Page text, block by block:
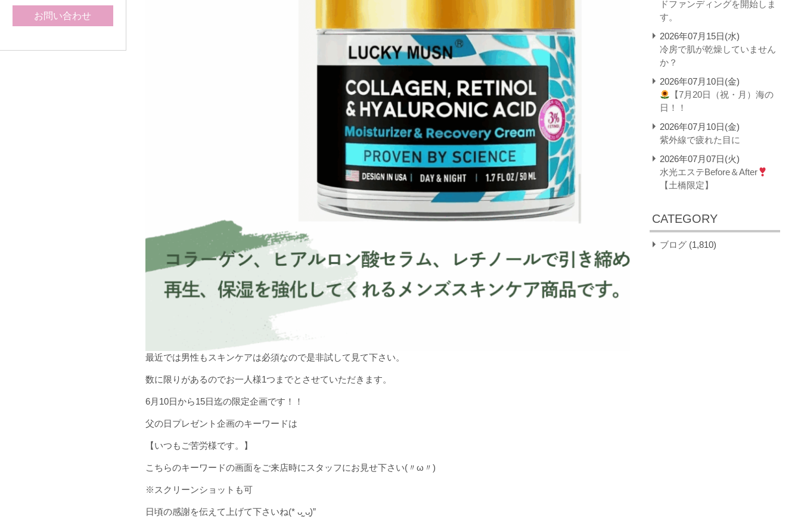
お問い合わせ
最近では男性もスキンケアは必須なので是非試して見て下さい。
数に限りがあるのでお一人様1つまでとさせていただきます。
6月10日から15日迄の限定企画です！！
父の日プレゼント企画のキーワードは
【いつもご苦労様です。】
こちらのキーワードの画面をご来店時にスタッフにお見せ下さい(〃ω〃)
※スクリーンショットも可
日頃の感謝を伝えて上げて下さいね(* ᴗ͈ˬᴗ͈)”
ドファンディングを開始しま
す。
2026年07月15日(水)
冷房で肌が乾燥していません
か？
2026年07月10日(金)
【7月20日（祝・月）海の
日！！
2026年07月10日(金)
紫外線で疲れた目に
2026年07月07日(火)
水光エステBefore＆After
【土橋限定】
CATEGORY
ブログ(1,810)